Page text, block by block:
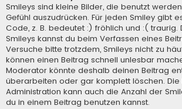
Smileys sind kleine Bilder, die benutzt
Gefühl auszudrücken. Für jeden Smiley gibt
Code, z. B. bedeutet :) fröhlich und :( traurig.
Smileys kannst du beim Verfassen eines
Versuche bitte trotzdem, Smileys nicht zu
können einen Beitrag schnell unlesbar
Moderator könnte deshalb deinen Beitrag
überarbeiten oder gar komplett löschen.
Administration kann auch die Anzahl der
du in einem Beitrag benutzen kannst.